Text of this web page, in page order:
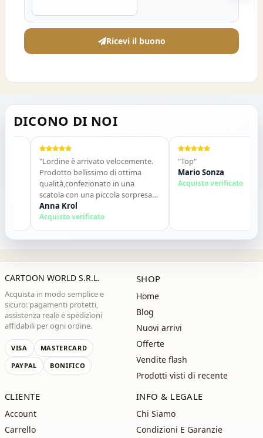
Ricevi il buono
DICONO DI NOI
"Lordine è arrivato velocemente.
Prodotto bellissimo di ottima
qualità,confezionato in una
scatola con una piccola sorpresa
allinterno. Tutto perfetto. Lo
consiglio vivamente. Grazie ,alla
prossima!"
Anna Krol
Acquisto verificato
"Top"
Mario Sonza
Acquisto verificato
CARTOON WORLD S.R.L.
Acquista in modo semplice e
sicuro: pagamenti protetti,
assistenza reale e spedizioni
affidabili per ogni ordine.
VISA
MASTERCARD
PAYPAL
BONIFICO
SHOP
Home
Blog
Nuovi arrivi
Offerte
Vendite flash
Prodotti visti di recente
CLIENTE
Account
Carrello
INFO & LEGALE
Chi Siamo
Condizioni E Garanzie